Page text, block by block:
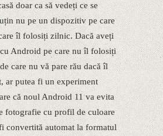
doar ca să vedeți ce se
nu pe un dispozitiv pe care
îl folosiți zilnic. Dacă aveți
Android pe care nu îl folosiți
care nu vă pare rău dacă îl
ar putea fi un experiment
că noul Android 11 va evita
fotografie cu profil de culoare
convertită automat la formatul